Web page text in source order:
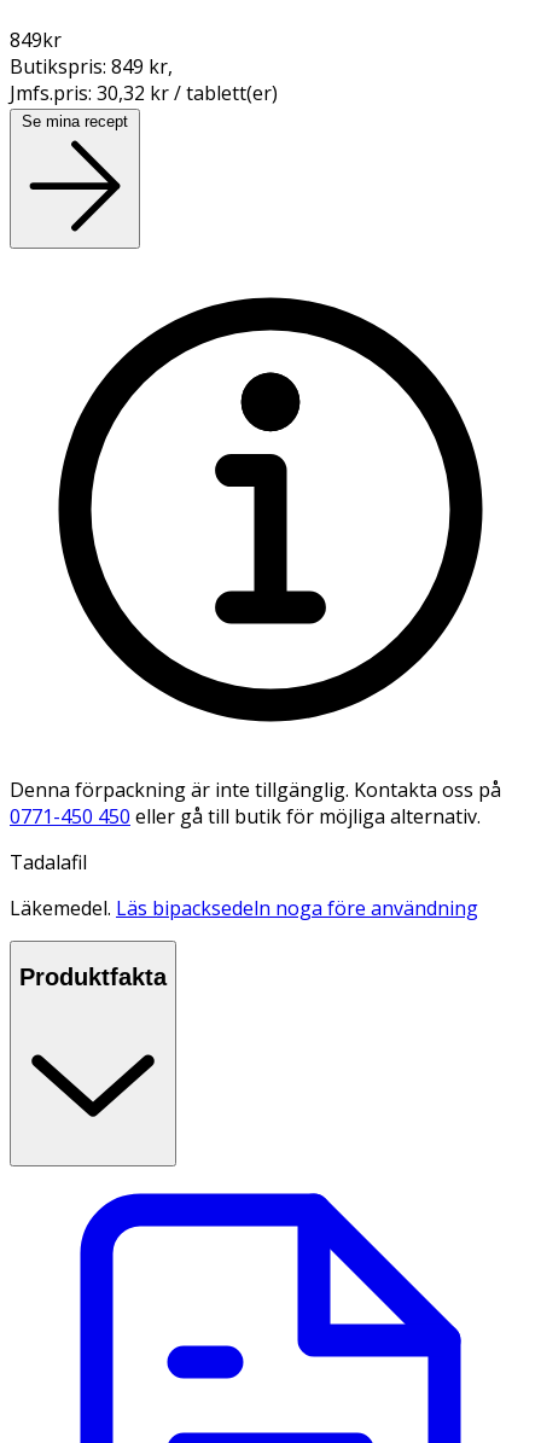
849kr
Butikspris: 849 kr,
Jmfs.pris: 30,32 kr / tablett(er)
Se mina recept
Denna förpackning är inte tillgänglig. Kontakta oss på
0771-450 450 eller gå till butik för möjliga alternativ.
Tadalafil
Läkemedel. Läs bipacksedeln noga före användning
Produktfakta